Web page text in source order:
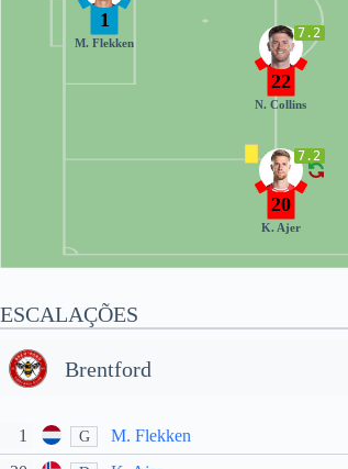
1
M. Flekken
7.2
22
N. Collins
7.2
20
K. Ajer
ESCALAÇÕES
Brentford
1 G M. Flekken